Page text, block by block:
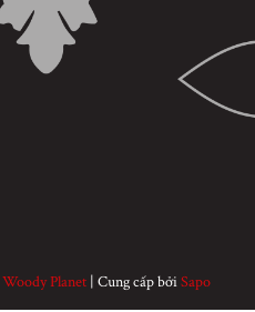
Woody Planet | Cung cấp bởiSapo